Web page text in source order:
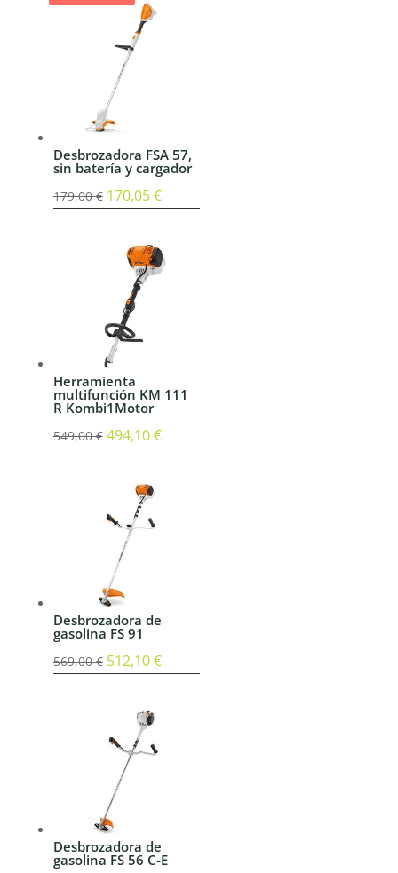
Desbrozadora FSA 57,
sin batería y cargador
179,00€ El
era:
179,00 €.
170,05€El
es:
Herramienta
multifunción KM 111
R Kombi1Motor
549,00€ El
549,00 €.
494,10€El
Desbrozadora de
gasolina FS 91
569,00€ El
569,00 €.
512,10€El
Desbrozadora de
gasolina FS 56 C-E